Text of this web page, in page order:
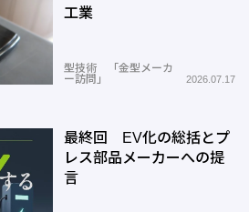
工業
型技術 「金型メーカ
ー訪問」
2026.07.17
最終回 EV化の総括とプ
レス部品メーカーへの提
言